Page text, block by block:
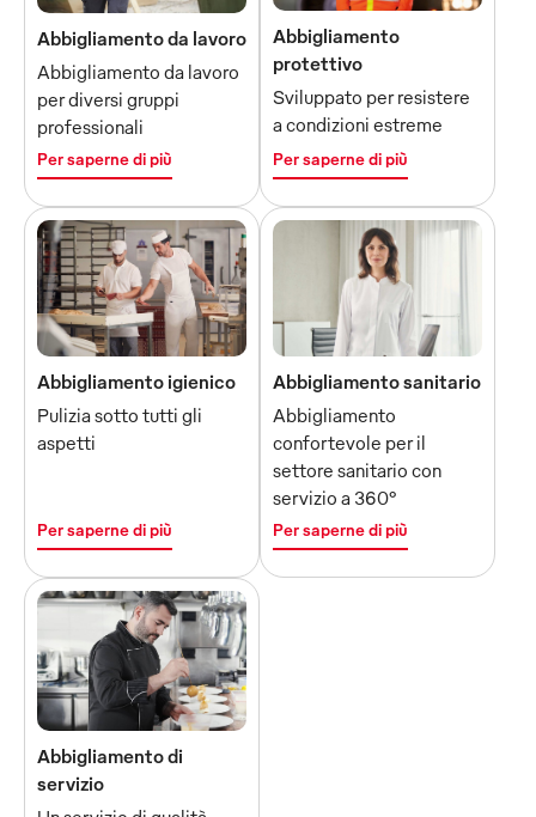
Abbigliamento da lavoro
Abbigliamento da lavoro
per diversi gruppi
professionali
Per saperne di più
Abbigliamento
protettivo
Sviluppato per resistere
a condizioni estreme
Per saperne di più
Abbigliamento igienico
Pulizia sotto tutti gli
aspetti
Per saperne di più
Abbigliamento sanitario
Abbigliamento
confortevole per il
settore sanitario con
servizio a 360°
Per saperne di più
Abbigliamento di
servizio